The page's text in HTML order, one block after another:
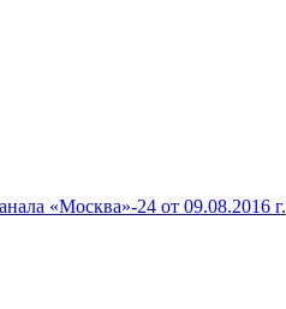
«Москва»-24 от 09.08.2016 г.